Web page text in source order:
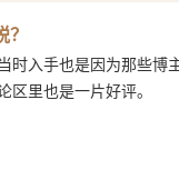
手也是因为那些博
论区里也是一片好评